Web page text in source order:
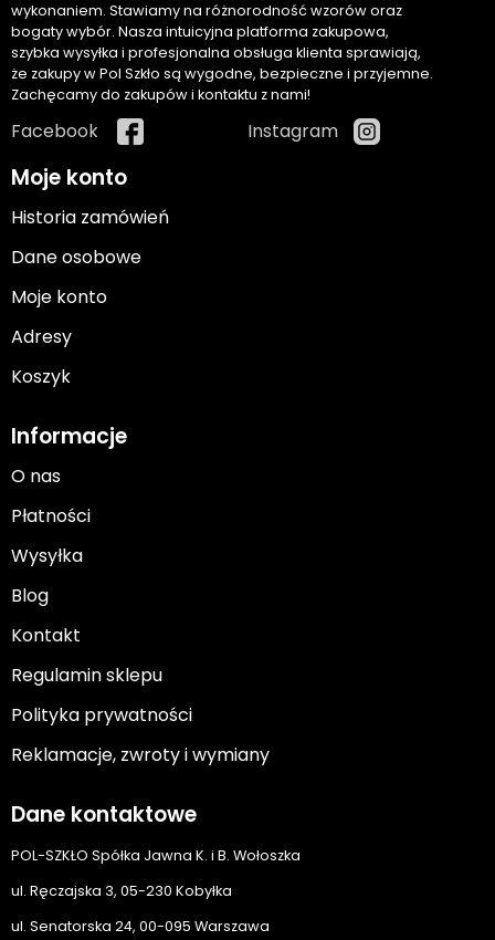
wykonaniem. Stawiamy na różnorodność wzorów oraz
bogaty wybór. Nasza intuicyjna platforma zakupowa,
szybka wysyłka i profesjonalna obsługa klienta sprawiają,
że zakupy w Pol Szkło są wygodne, bezpieczne i przyjemne.
Zachęcamy do zakupów i kontaktu z nami!
Facebook Instagram
Moje konto
Historia zamówień
Dane osobowe
Moje konto
Adresy
Koszyk
Informacje
O nas
Płatności
Wysyłka
Blog
Kontakt
Regulamin sklepu
Polityka prywatności
Reklamacje, zwroty i wymiany
Dane kontaktowe
POL-SZKŁO Spółka Jawna K. i B. Wołoszka
ul. Ręczajska 3, 05-230 Kobyłka
ul. Senatorska 24, 00-095 Warszawa